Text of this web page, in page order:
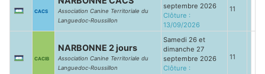
CACS
Association Canine Territoriale du
Languedoc-Roussillon
septembre 2026
Clôture :
13/09/2026
11
CACIB
NARBONNE 2 jours
Association Canine Territoriale du
Languedoc-Roussillon
Samedi 26 et
dimanche 27
septembre 2026
Clôture :
11